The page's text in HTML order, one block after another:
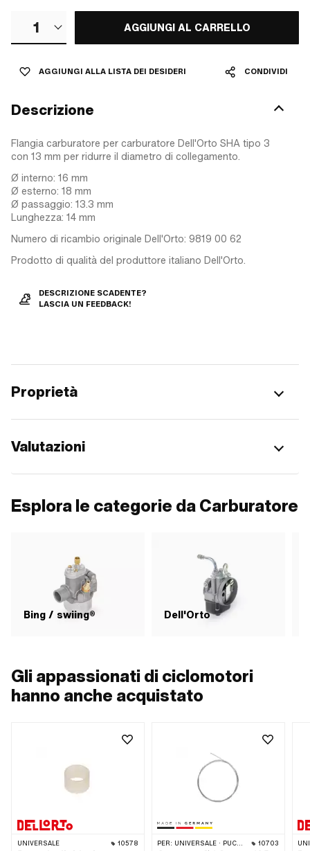
1 AGGIUNGI AL CARRELLO
AGGIUNGI ALLA LISTA DEI DESIDERI CONDIVIDI
Descrizione
Flangia carburatore per carburatore Dell'Orto SHA tipo 3
con 13 mm per ridurre il diametro di collegamento.
Ø interno: 16 mm
Ø esterno: 18 mm
Ø passaggio: 13.3 mm
Lunghezza: 14 mm
Numero di ricambio originale Dell'Orto: 9819 00 62
Prodotto di qualità del produttore italiano Dell'Orto.
DESCRIZIONE SCADENTE?
LASCIA UN FEEDBACK!
Proprietà
Valutazioni
Esplora le categorie da Carburatore
Bing / swiing® Dell'Orto
Gli appassionati di ciclomotori
hanno anche acquistato
UNIVERSALE 10578 PER: UNIVERSALE · PUCH · SACHS · PONY / CILO (BETA 521 E 512) · PIAGGIO · TOMOS · CILO · ERCOLE 10703